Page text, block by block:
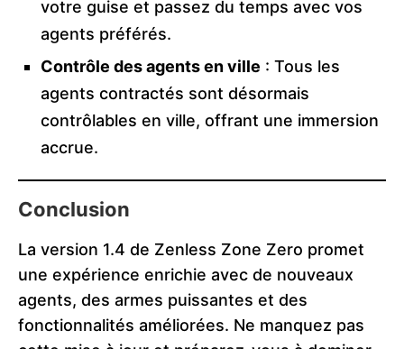
votre guise et passez du temps avec vos
agents préférés.
Contrôle des agents en ville : Tous les
agents contractés sont désormais
contrôlables en ville, offrant une immersion
accrue.
Conclusion
La version 1.4 de Zenless Zone Zero promet
une expérience enrichie avec de nouveaux
agents, des armes puissantes et des
fonctionnalités améliorées. Ne manquez pas